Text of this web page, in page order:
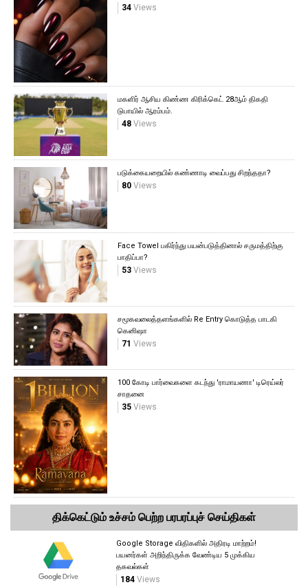
34Views
மகளிர் ஆசிய கிண்ண கிரிக்கெட் 28ஆம் திகதி
டுபாயில் ஆரம்பம்.
48Views
படுக்கையறையில் கண்ணாடி வைப்பது சிறந்ததா?
80Views
Face Towel பகிர்ந்து பயன்படுத்தினால் சருமத்திற்கு
பாதிப்பா?
53Views
சமூகவலைத்தளங்களில் Re Entry கொடுத்த பாடகி
கெனிஷா
71 Views
100 கோடி பார்வைகளை கடந்து 'ராமாயணா' டிரெய்லர்
சாதனை
35Views
திக்கெட்டும் உச்சம் பெற்ற பரபரப்புச் செய்திகள்
Google Storage விதிகளில் அதிரடி மாற்றம்!
பயனர்கள் அறிந்திருக்க வேண்டிய 5 முக்கிய
தகவல்கள்
184 Views